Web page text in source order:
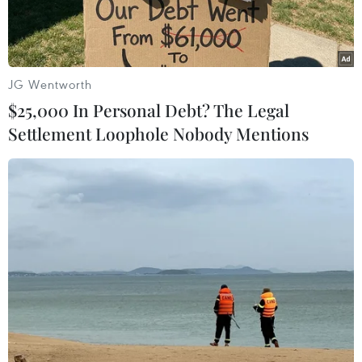
nhận là di sản văn hóa phi vậtthể đại diện của
nhân loại, Ủy ban Nhân dân tỉnh Bắc Ninh đã
quyết định tổ chứcLễ hội văn hóa truyền thống
vùng Lim năm nay trong hai ngày 25 và 26/2
Màn trình diễn đêm khai mạc được bắt đầu từ
20 giờ đến 21 giờ 30 phút ngày 25/2,với những
canh hát quan họ đặc sắc tại đồi Lim.
hìnhViệt Nam với các khách mời là đại diện
lãnh đạo Đảng, Nhà nước, các bộ, banngành
Trung ương, khách quốc tế, các tổ chức ngoại
giao, Hội đồng di sản quốcgia, đại diện một số
JG Wentworth
$25,000 In Personal Debt? The Legal
Settlement Loophole Nobody Mentions